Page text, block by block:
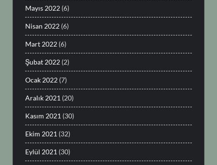
Mayıs 2022 (6)
Nisan 2022 (6)
Mart 2022 (6)
Şubat 2022 (2)
Ocak 2022 (7)
Aralık 2021 (20)
Kasım 2021 (30)
Ekim 2021 (32)
Eylül 2021 (30)